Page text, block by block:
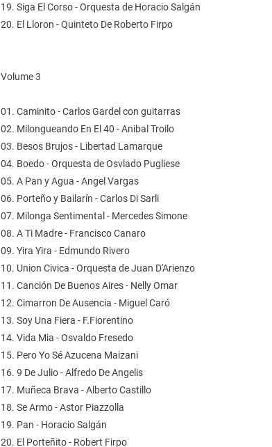
19. Siga El Corso - Orquesta de Horacio Salgán
20. El Lloron - Quinteto De Roberto Firpo
Volume 3
01. Caminito - Carlos Gardel con guitarras
02. Milongueando En El 40 - Anibal Troilo
03. Besos Brujos - Libertad Lamarque
04. Boedo - Orquesta de Osvlado Pugliese
05. A Pan y Agua - Angel Vargas
06. Porteño y Bailarín - Carlos Di Sarli
07. Milonga Sentimental - Mercedes Simone
08. A Ti Madre - Francisco Canaro
09. Yira Yira - Edmundo Rivero
10. Union Civica - Orquesta de Juan D'Arienzo
11. Canción De Buenos Aires - Nelly Omar
12. Cimarron De Ausencia - Miguel Caró
13. Soy Una Fiera - F.Fiorentino
14. Vida Mia - Osvaldo Fresedo
15. Pero Yo Sé Azucena Maizani
16. 9 De Julio - Alfredo De Angelis
17. Muñeca Brava - Alberto Castillo
18. Se Armo - Astor Piazzolla
19. Pan - Horacio Salgán
20. El Porteñito - Robert Firpo